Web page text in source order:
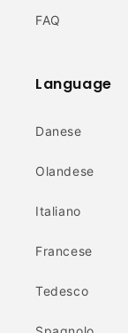
FAQ
Language
Danese
Olandese
Italiano
Francese
Tedesco